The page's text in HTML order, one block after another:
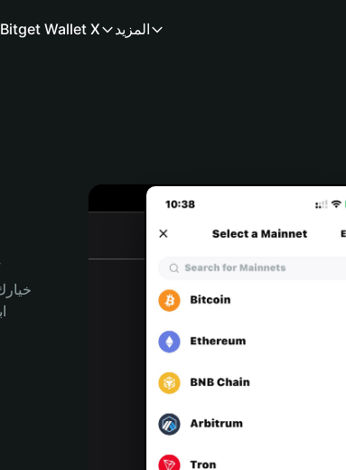
Bitget Wallet X المزيد